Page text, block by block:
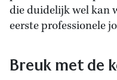
die duidelijk wel kan
eerste professionele
Breuk met de